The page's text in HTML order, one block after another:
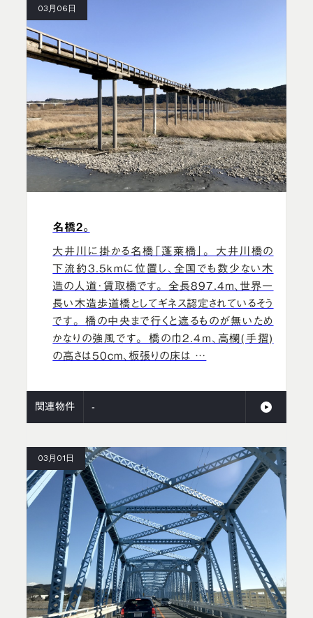
03月06日
名橋2。
大井川に掛かる名橋「蓬莱橋」。 大井川橋の
下流約3.5kmに位置し、全国でも数少ない木
造の人道･賃取橋です。 全長897.4ｍ、世界一
長い木造歩道橋としてギネス認定されているそう
です。 橋の中央まで行くと遮るものが無いため
かなりの強風です。 橋の巾2.4ｍ、高欄(手摺)
の高さは50cm、板張りの床は …
関連物件 -
03月01日